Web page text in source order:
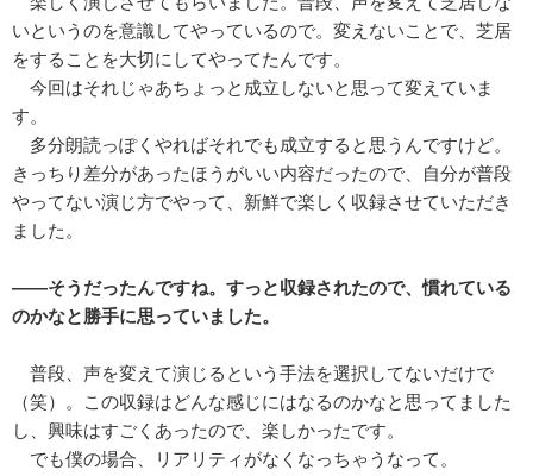
いというのを意識してやっているので。変えないことで、芝居
をすることを大切にしてやってたんです。
今回はそれじゃあちょっと成立しないと思って変えていま
す。
多分朗読っぽくやればそれでも成立すると思うんですけど。
きっちり差分があったほうがいい内容だったので、自分が普段
やってない演じ方でやって、新鮮で楽しく収録させていただき
ました。
――そうだったんですね。すっと収録されたので、慣れている
のかなと勝手に思っていました。
普段、声を変えて演じるという手法を選択してないだけで
（笑）。この収録はどんな感じにはなるのかなと思ってました
し、興味はすごくあったので、楽しかったです。
でも僕の場合、リアリティがなくなっちゃうなって。